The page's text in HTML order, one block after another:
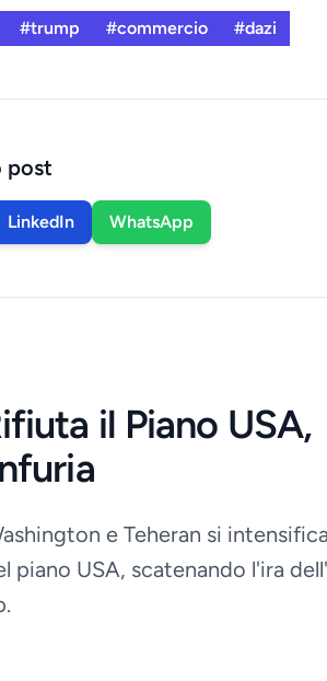
#trump #commercio #dazi
post
LinkedIn WhatsApp
il Piano USA,
e Teheran si
piano USA, scatenando l'ira